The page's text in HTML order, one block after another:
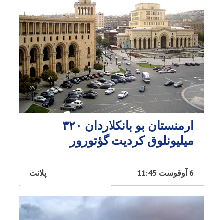
ارمنستان بو بانکلاردان ۳۲۰
میلیونلوق کردیت گؤتورور
پلانت 6 آوقوست 11:45